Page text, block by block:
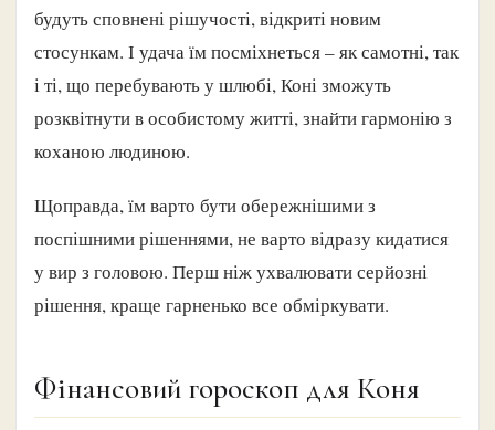
будуть сповнені рішучості, відкриті новим
стосункам. І удача їм посміхнеться – як самотні, так
і ті, що перебувають у шлюбі, Коні зможуть
розквітнути в особистому житті, знайти гармонію з
коханою людиною.
Щоправда, їм варто бути обережнішими з
поспішними рішеннями, не варто відразу кидатися
у вир з головою. Перш ніж ухвалювати серйозні
рішення, краще гарненько все обміркувати.
Фінансовий гороскоп для Коня